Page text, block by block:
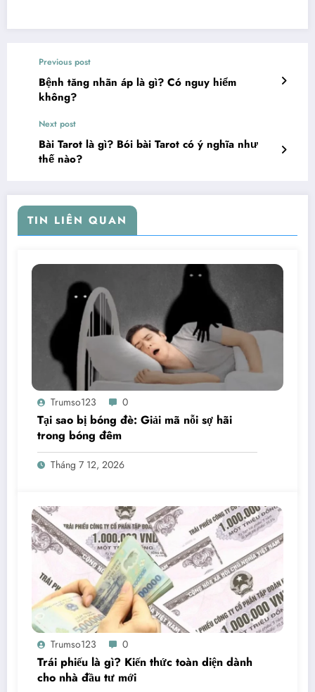
Previous post
Bệnh tăng nhãn áp là gì? Có nguy hiểm
không?
Next post
Bài Tarot là gì? Bói bài Tarot có ý nghĩa như
thế nào?
TIN LIÊN QUAN
Trumso123 0
Tại sao bị bóng đè: Giải mã nỗi sợ hãi
trong bóng đêm
Tháng 7 12, 2026
Trumso123 0
Trái phiếu là gì? Kiến thức toàn diện dành
cho nhà đầu tư mới